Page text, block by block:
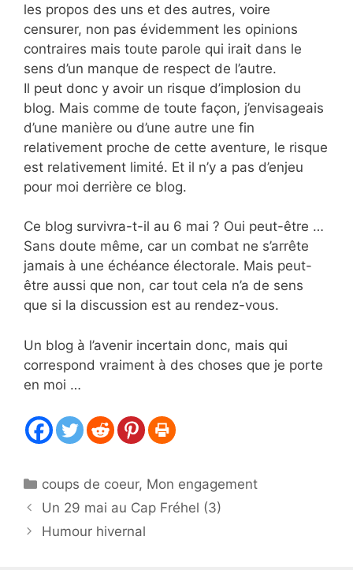
les propos des uns et des autres, voire
censurer, non pas évidemment les opinions
contraires mais toute parole qui irait dans le
sens d’un manque de respect de l’autre.
Il peut donc y avoir un risque d’implosion du
blog. Mais comme de toute façon, j’envisageais
d’une manière ou d’une autre une fin
relativement proche de cette aventure, le risque
est relativement limité. Et il n’y a pas d’enjeu
pour moi derrière ce blog.
Ce blog survivra-t-il au 6 mai ? Oui peut-être …
Sans doute même, car un combat ne s’arrête
jamais à une échéance électorale. Mais peut-
être aussi que non, car tout cela n’a de sens
que si la discussion est au rendez-vous.
Un blog à l’avenir incertain donc, mais qui
correspond vraiment à des choses que je porte
en moi …
Catégories
coups de coeur, Mon engagement
Un 29 mai au Cap Fréhel (3)
Humour hivernal